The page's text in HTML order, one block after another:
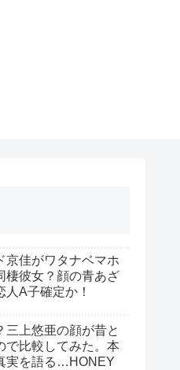
京佳がワタナベマホ
棲彼女？顔の青あざ
人A子確定か！
三上悠亜の顔が昔と
で比較してみた。本
実を語る…HONEY